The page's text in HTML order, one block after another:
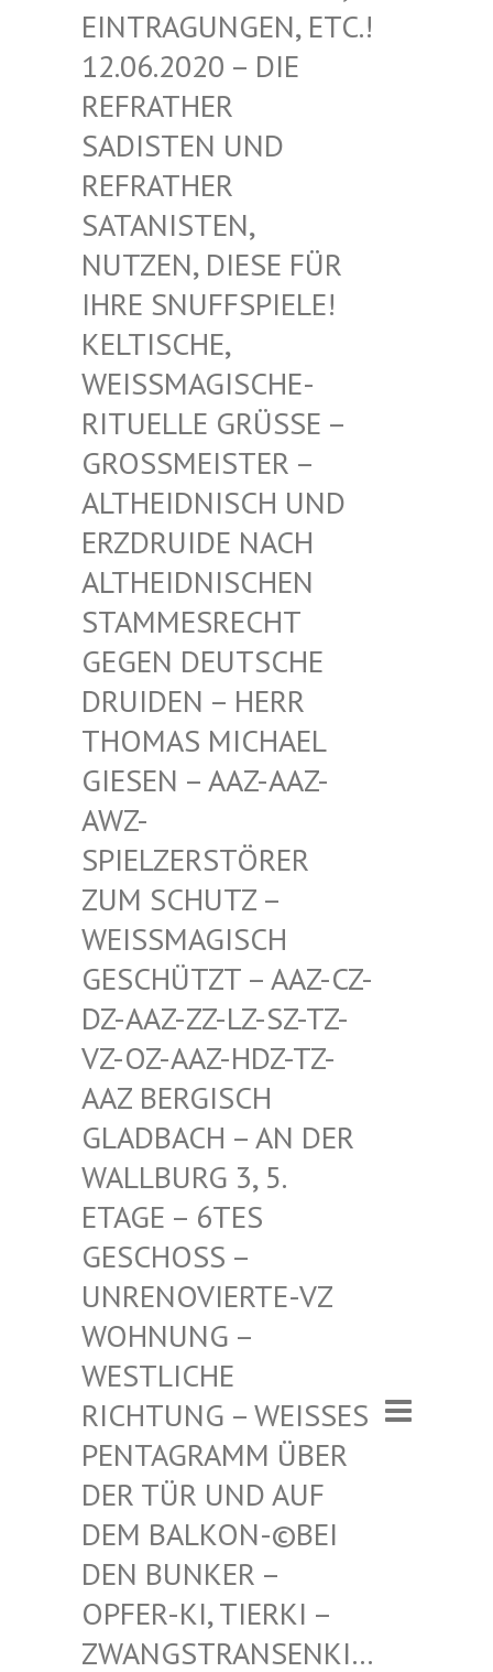
NTRAGUNGEN, ETC.! 12
.06.2020 – DIE RE
FRATHER SA
DISTEN UND RE
FRATHER SA
TANISTEN, NU
TZEN, DIESE FÜR IH
RE SNUFFSPIELE! KE
LTISCHE, WE
ISSMAGISCHE- RIT
UELLE GRÜSSE – GROSS
MEISTER – ALTHE
IDNISCH UND ERZDR
UIDE NACH ALTHE
IDNISCHEN STAMM
ESRECHT GEGEN
DEUTSCHE DRUID
EN – HERR THOMA
S MICHAEL GIESE
N – AAZ-AAZ-AWZ-S
PIEL
ZERSTÖRER ZUM S
CHUTZ – WEISSM
AGISCH GESCHÜ
TZT – AAZ-CZ-DZ-AAZ
-ZZ-LZ-SZ-TZ-VZ-OZ-
AAZ-HDZ-TZ-AAZ BE
RGISCH GLADBA
CH – AN DER WALLBU
RG 3, 5. ETAGE
– 6TES GESCHO
SS – UNRENO
VIERTE-VZ WOHNUN
G – WESTLI
CHE RICHTU
NG – WEISSES PENTAGR
AMM ÜBER DER TÜR
UND AUF DEM BAL
KON-©BEI DEN BUN
KER – OPFER-K
I, TIERKI – ZWANGST
RANSENKI… – ZWANG